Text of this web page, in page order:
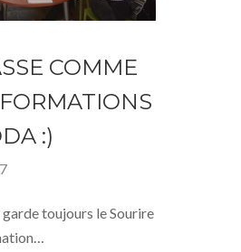
COMME
:)
toujours le Sourire